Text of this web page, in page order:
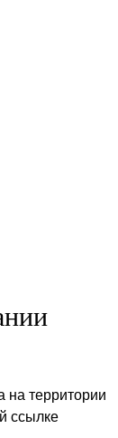
на территории
ссылке